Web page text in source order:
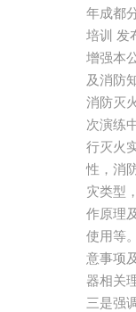
年成都
培训 发
增强本
及消防
消防灭
次演练
行灭火
性，消
灾类型
作原理
使用等
意事项
器相关
三是强